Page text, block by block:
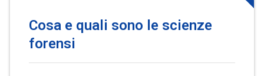
Cosa e quali sono le scienze
forensi